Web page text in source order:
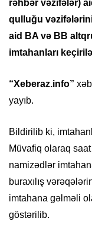
rəhbər vəzifələr)
qulluğu
aid BA və BB
imtahanları
“Xeberaz.info”
yayıb.
Bildirilib ki,
Müvafiq olaraq
namizədlər
buraxılış
imtahana gəlməli
göstərilib.